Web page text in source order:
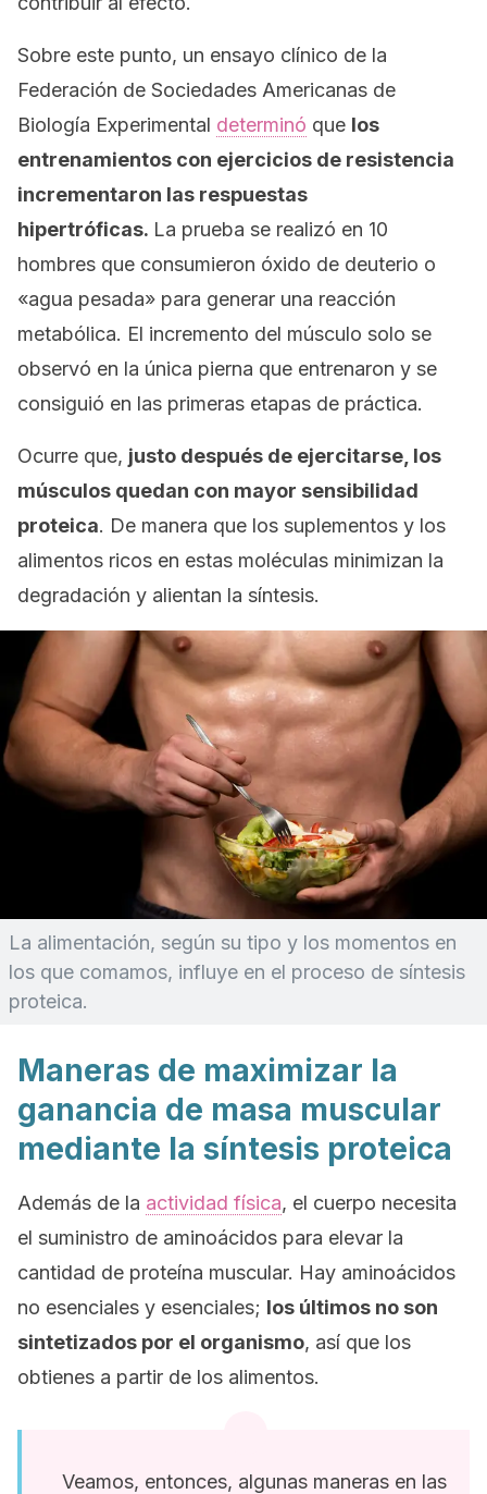
Sobre este punto, un ensayo clínico de la
Federación de Sociedades Americanas de
Biología Experimental determinó que los
entrenamientos con ejercicios de resistencia
incrementaron las respuestas
hipertróficas. La prueba se realizó en 10
hombres que consumieron óxido de deuterio o
«agua pesada» para generar una reacción
metabólica. El incremento del músculo solo se
observó en la única pierna que entrenaron y se
consiguió en las primeras etapas de práctica.
Ocurre que, justo después de ejercitarse, los
músculos quedan con mayor sensibilidad
proteica. De manera que los suplementos y los
alimentos ricos en estas moléculas minimizan la
degradación y alientan la síntesis.
La alimentación, según su tipo y los momentos en
los que comamos, influye en el proceso de síntesis
proteica.
Maneras de maximizar la
ganancia de masa muscular
mediante la síntesis proteica
Además de la actividad física, el cuerpo necesita
el suministro de aminoácidos para elevar la
cantidad de proteína muscular. Hay aminoácidos
no esenciales y esenciales; los últimos no son
sintetizados por el organismo, así que los
obtienes a partir de los alimentos.
Veamos, entonces, algunas maneras en las